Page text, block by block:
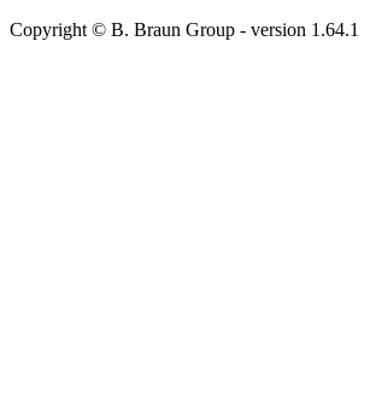
Copyright © B. Braun Group - version 1.64.1